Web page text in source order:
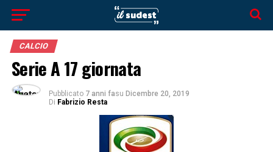
CALCIO
Serie A 17 giornata
Pubblicato 7 anni fasu Dicembre 20, 2019
Di Fabrizio Resta